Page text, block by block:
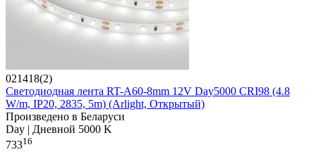
021418(2)
Светодиодная лента RT-A60-8mm 12V Day5000 CRI98 (4.8
W/m, IP20, 2835, 5m) (Arlight, Открытый)
Произведено в Беларуси
Day | Дневной 5000 K
73316